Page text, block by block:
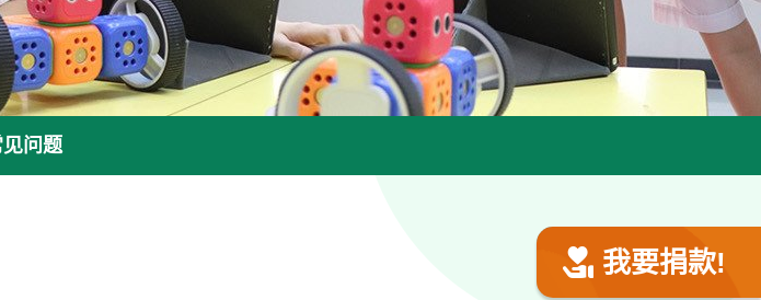
见问题
我要捐款!